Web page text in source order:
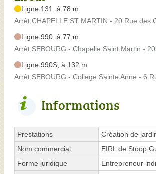
Ligne 131, à 78 m
Arrêt CHAPELLE ST MARTIN - 20 Rue des
Ligne 990, à 77 m
Arrêt SEBOURG - Chapelle Saint Martin -
Ligne 990S, à 132 m
Arrêt SEBOURG - College Sainte Anne - 6
Informations
Prestations
Création de
Nom commercial
EIRL de Stoop
Forme juridique
Entrepreneur